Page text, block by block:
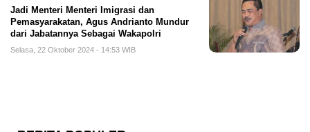
Jadi Menteri Menteri Imigrasi dan
Pemasyarakatan, Agus Andrianto Mundur
dari Jabatannya Sebagai Wakapolri
Selasa, 22 Oktober 2024 - 14:53 WIB